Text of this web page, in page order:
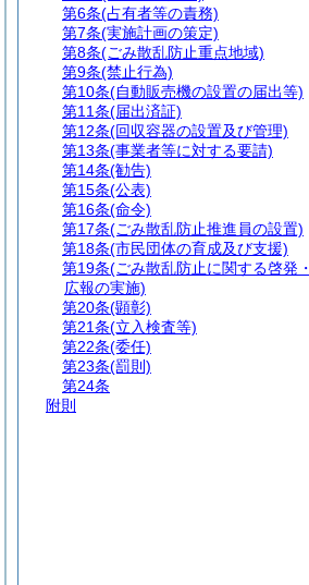
第6条(占有者等の責務)
第7条(実施計画の策定)
第8条(ごみ散乱防止重点地域)
第9条(禁止行為)
第10条(自動販売機の設置の届出等)
第11条(届出済証)
第12条(回収容器の設置及び管理)
第13条(事業者等に対する要請)
第14条(勧告)
第15条(公表)
第16条(命令)
第17条(ごみ散乱防止推進員の設置)
第18条(市民団体の育成及び支援)
第19条(ごみ散乱防止に関する啓発・
広報の実施)
第20条(顕彰)
第21条(立入検査等)
第22条(委任)
第23条(罰則)
第24条
附則